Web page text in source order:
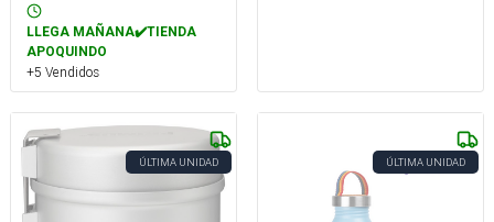
LLEGA MAÑANA✔️TIENDA
APOQUINDO
+5 Vendidos
ÚLTIMA UNIDAD ÚLTIMA UNIDAD